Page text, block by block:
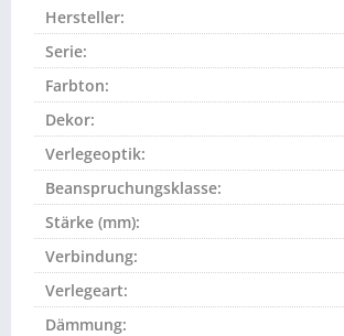
Hersteller:
Serie:
Farbton:
Dekor:
Verlegeoptik:
Beanspruchungsklasse:
Stärke (mm):
Verbindung:
Verlegeart:
Dämmung: